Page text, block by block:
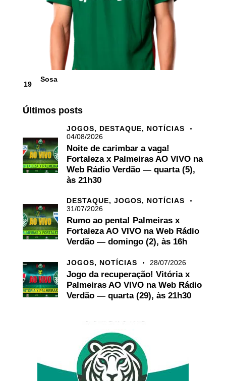
19
Sosa
Últimos posts
JOGOS, DESTAQUE, NOTÍCIAS
04/08/2026
Noite de carimbar a vaga!
Fortaleza x Palmeiras AO VIVO na
Web Rádio Verdão — quarta (5),
às 21h30
DESTAQUE, JOGOS, NOTÍCIAS
31/07/2026
Rumo ao penta! Palmeiras x
Fortaleza AO VIVO na Web Rádio
Verdão — domingo (2), às 16h
JOGOS, NOTÍCIAS 28/07/2026
Jogo da recuperação! Vitória x
Palmeiras AO VIVO na Web Rádio
Verdão — quarta (29), às 21h30